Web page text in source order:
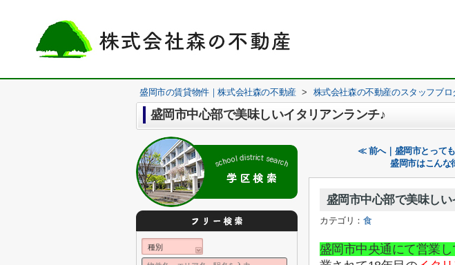
盛岡市の賃貸物件｜株式会社森の不動産 > 株式会社森の不動産のスタッフブロ
盛岡市中心部で美味しいイタリアンランチ♪
≪ 前へ｜盛岡市とって
盛岡市はこん
盛岡市中心部で美味し
カテゴリ：食
盛岡市中央通にて営業
種別